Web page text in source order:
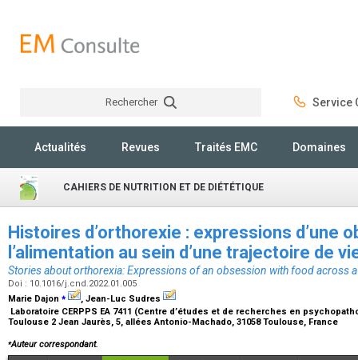
Rechercher Service
Actualités Revues Traités EMC Domaines
CAHIERS DE NUTRITION ET DE DIÉTÉTIQUE
Histoires d’orthorexie : expressions d’une
l’alimentation au sein d’une trajectoire de
Stories about orthorexia: Expressions of an obsession with food across
Doi : 10.1016/j.cnd.2022.01.005
Marie Dajon ⁎
, Jean-Luc Sudres
Laboratoire CERPPS EA 7411 (Centre d’études et de recherches en
Toulouse 2 Jean Jaurès, 5, allées Antonio-Machado, 31058 Toulouse, France
⁎Auteur correspondant.